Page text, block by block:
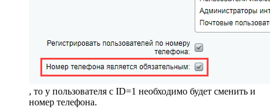
, то у пользователя с ID=1 необходимо будет сменить и
номер телефона.